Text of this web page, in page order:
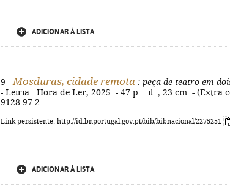
ADICIONAR À LISTA
9 - Mosduras, cidade remota : peça de teatro em
- Leiria : Hora de Ler, 2025. - 47 p. : il. ; 23 cm. - (Extra
9128-97-2
Link persistente: http://id.bnportugal.gov.pt/bib/bibnacional/2275251
ADICIONAR À LISTA